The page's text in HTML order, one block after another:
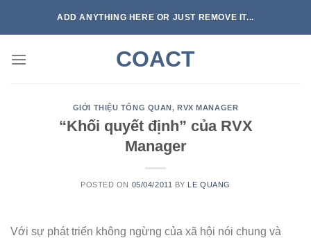
ADD ANYTHING HERE OR JUST REMOVE IT...
COACT
GIỚI THIỆU TỔNG QUAN,RVX MANAGER
“Khối quyết định” của RVX
Manager
POSTED ON 05/04/2011 BY LE QUANG
Với sự phát triển không ngừng của xã hội nói chung và